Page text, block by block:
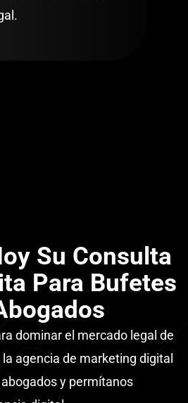
Su Consulta
Para Bufetes
dominar el mercado legal de
agencia de marketing digital
y permítanos